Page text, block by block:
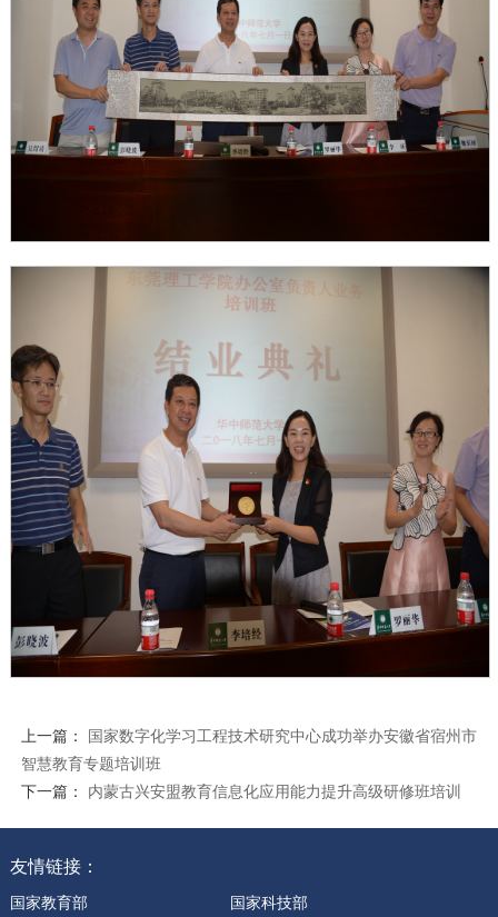
上一篇：
国家数字化学习工程技术研究中心成功举办安徽省宿州市
智慧教育专题培训班
下一篇： 内蒙古兴安盟教育信息化应用能力提升高级研修班培训
友情链接：
国家教育部 国家科技部